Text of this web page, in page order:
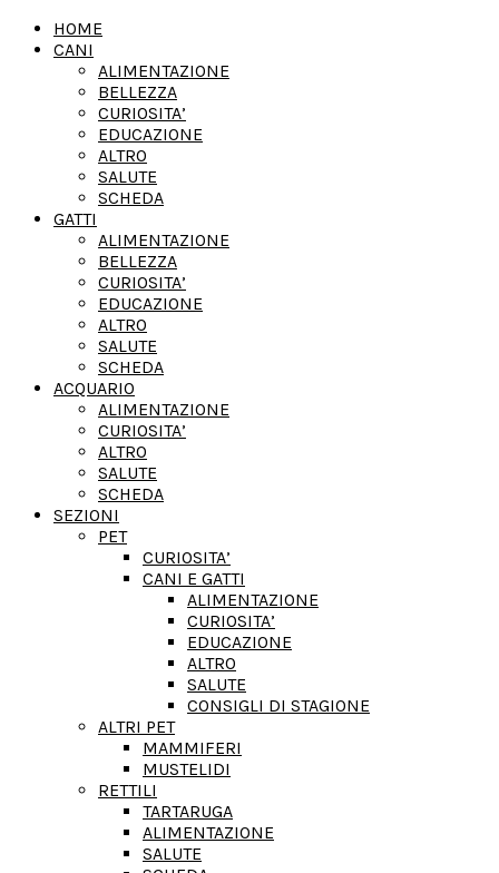
HOME
CANI
ALIMENTAZIONE
BELLEZZA
CURIOSITA’
EDUCAZIONE
ALTRO
SALUTE
SCHEDA
GATTI
ALIMENTAZIONE
BELLEZZA
CURIOSITA’
EDUCAZIONE
ALTRO
SALUTE
SCHEDA
ACQUARIO
ALIMENTAZIONE
CURIOSITA’
ALTRO
SALUTE
SCHEDA
SEZIONI
PET
CURIOSITA’
CANI E GATTI
ALIMENTAZIONE
CURIOSITA’
EDUCAZIONE
ALTRO
SALUTE
CONSIGLI DI STAGIONE
ALTRI PET
MAMMIFERI
MUSTELIDI
RETTILI
TARTARUGA
ALIMENTAZIONE
SALUTE